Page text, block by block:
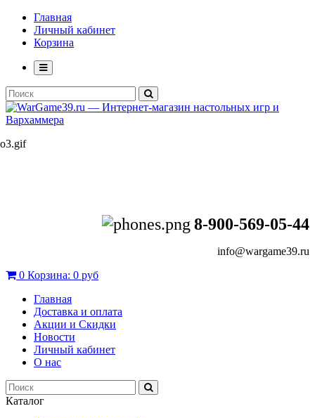
Главная
Личный кабинет
Корзина
8-900-569-05-44
info@wargame39.ru
0 Корзина: 0 руб
Главная
Доставка и оплата
Акции и Скидки
Новости
Личный кабинет
О нас
Каталог